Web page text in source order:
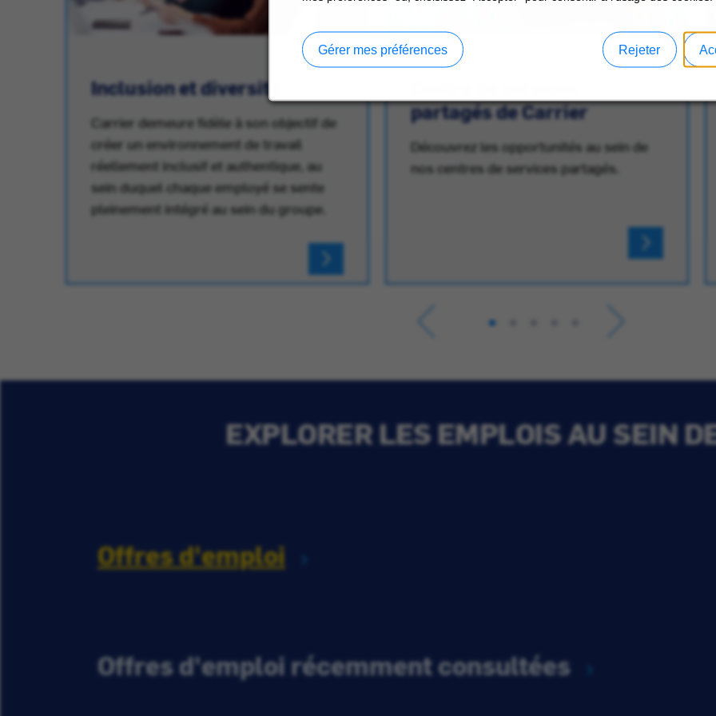
Rejeter
Gérer mes préférences
Inclusion et diversité
Carrier demeure fidèle à son objectif de
créer un environnement de travail
réellement inclusif et authentique, au
sein duquel chaque employé se sente
pleinement intégré au sein du groupe.
partagés de Carrier
Découvrez les opportunités au sein de
nos centres de services partagés.
EXPLORER LES EMPLOIS AU SEIN
Offres d'emploi
Offres d'emploi récemment consultées